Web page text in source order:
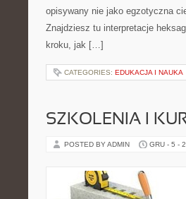
opisywany nie jako egzotyczna
Znajdziesz tu interpretacje
kroku, jak […]
CATEGORIES: EDUKACJA I NAUKA
SZKOLENIA I
POSTED BY ADMIN GRU - 5 -